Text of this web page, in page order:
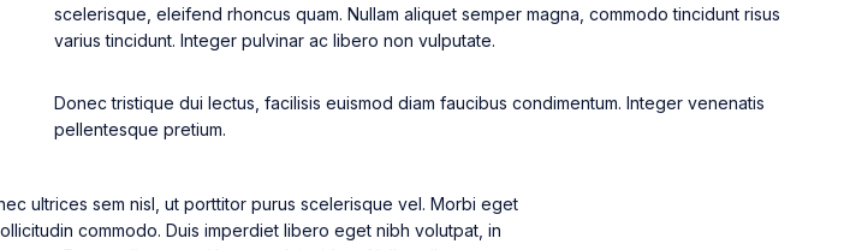
scelerisque, eleifend rhoncus quam. Nullam aliquet semper magna, commodo tincidunt risus
varius tincidunt. Integer pulvinar ac libero non vulputate.
Donec tristique dui lectus, facilisis euismod diam faucibus condimentum. Integer venenatis
pellentesque pretium.
ultrices sem nisl, ut porttitor purus scelerisque vel. Morbi eget
commodo. Duis imperdiet libero eget nibh volutpat, in